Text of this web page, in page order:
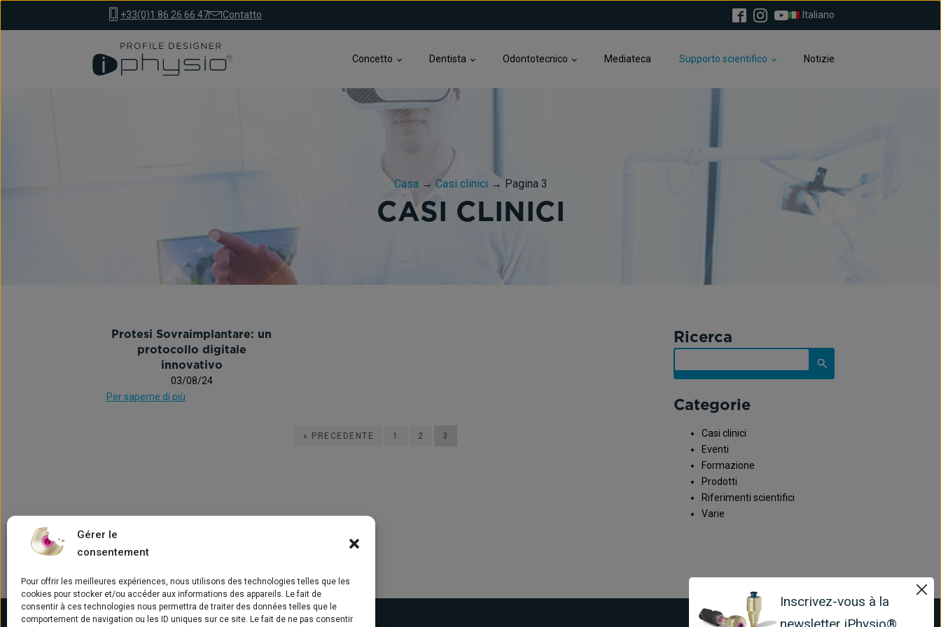
Gérer le
consentement
Pour offrir les meilleures expériences, nous utilisons des technologies telles que les
cookies pour stocker et/ou accéder aux informations des appareils. Le fait de
consentir à ces technologies nous permettra de traiter des données telles que le
comportement de navigation ou les ID uniques sur ce site. Le fait de ne pas consentir
+33(0)1 86 26 66 47 Contatto Italiano
Concetto Dentista Odontotecnico Mediateca Supporto scientifico Notizie
Casa→ Casi clinici → Pagina 3
CASI CLINICI
Protesi Sovraimplantare: un
protocollo digitale
innovativo
03/08/24
Per saperne di più
« PRECEDENTE 1 2 3
Ricerca
Categorie
Casi clinici
Eventi
Formazione
Prodotti
Riferimenti scientifici
Varie
Inscrivez-vous à la